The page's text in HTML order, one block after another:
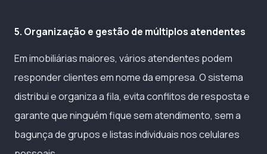
5. Organização e gestão de múltiplos atendentes
Em imobiliárias maiores, vários atendentes podem
responder clientes em nome da empresa. O sistema
distribui e organiza a fila, evita conflitos de resposta e
garante que ninguém fique sem atendimento, sem a
bagunça de grupos e listas individuais nos celulares